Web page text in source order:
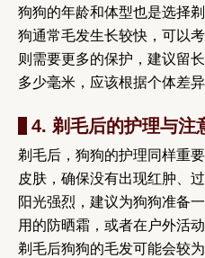
狗狗的年龄和体型也是选择
狗通常毛发生长较快，可以
则需要更多的保护，建议留
多少毫米，应该根据个体差
4. 剃毛后的护理与注
剃毛后，狗狗的护理同样重
皮肤，确保没有出现红肿、
阳光强烈，建议为狗狗准备
用的防晒霜，或者在户外活
剃毛后狗狗的毛发可能会较